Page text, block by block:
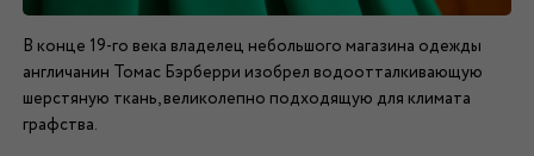
В конце 19-го века владелец небольшого магазина одежды
англичанин Томас Бэрберри изобрел водоотталкивающую
шерстяную ткань, великолепно подходящую для климата
графства.